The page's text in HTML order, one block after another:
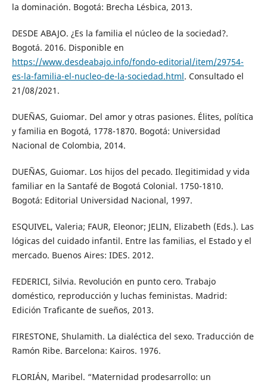
la dominación. Bogotá: Brecha Lésbica, 2013.
DESDE ABAJO. ¿Es la familia el núcleo de la sociedad?.
Bogotá. 2016. Disponible en
https://www.desdeabajo.info/fondo-editorial/item/29754-
es-la-familia-el-nucleo-de-la-sociedad.html. Consultado el
21/08/2021.
DUEÑAS, Guiomar. Del amor y otras pasiones. Élites, política
y familia en Bogotá, 1778-1870. Bogotá: Universidad
Nacional de Colombia, 2014.
DUEÑAS, Guiomar. Los hijos del pecado. Ilegitimidad y vida
familiar en la Santafé de Bogotá Colonial. 1750-1810.
Bogotá: Editorial Universidad Nacional, 1997.
ESQUIVEL, Valeria; FAUR, Eleonor; JELIN, Elizabeth (Eds.). Las
lógicas del cuidado infantil. Entre las familias, el Estado y el
mercado. Buenos Aires: IDES. 2012.
FEDERICI, Silvia. Revolución en punto cero. Trabajo
doméstico, reproducción y luchas feministas. Madrid:
Edición Traficante de sueños, 2013.
FIRESTONE, Shulamith. La dialéctica del sexo. Traducción de
Ramón Ribe. Barcelona: Kairos. 1976.
FLORIÁN, Maribel. “Maternidad prodesarrollo: un